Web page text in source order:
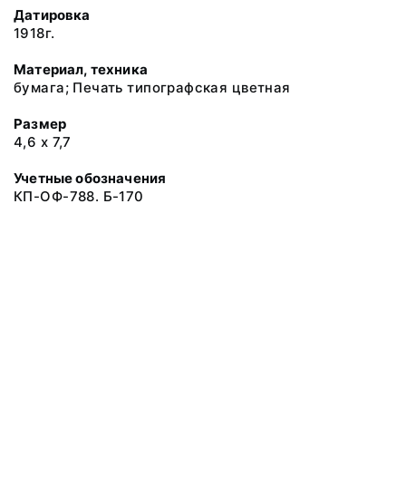
Датировка
1918г.
Материал, техника
бумага; Печать типографская цветная
Размер
4,6 х 7,7
Учетные обозначения
КП-ОФ-788. Б-170